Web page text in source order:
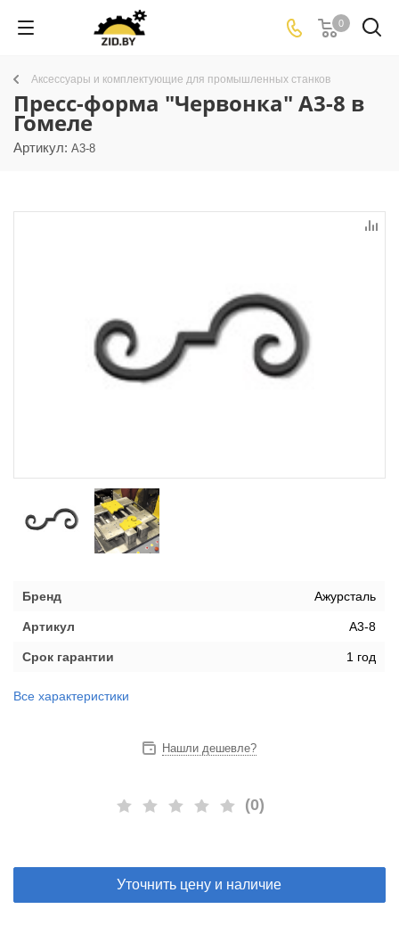
0
Аксессуары и комплектующие для промышленных станков
Пресс-форма "Червонка" А3-8 в
Гомеле
Артикул: А3-8
Нашли дешевле?
(0)
Уточнить цену и наличие
Бренд Ажурсталь
Артикул А3-8
Срок гарантии 1 год
Все характеристики